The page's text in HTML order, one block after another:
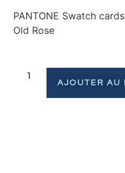
PANTONE Swatch
Old Rose
AJOUTER AU